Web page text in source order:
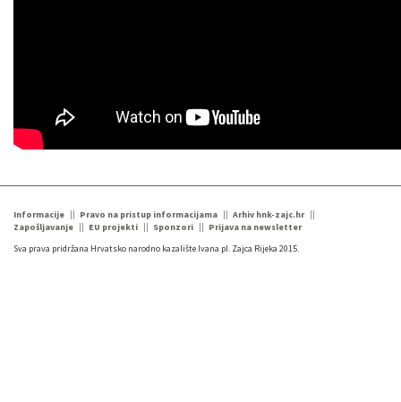
Informacije Pravo na pristup informacijama
Arhiv hnk-zajc.hr
Zapošljavanje
EU projekti Sponzori
Prijava na newsletter
Sva prava pridržana Hrvatsko narodno kazalište Ivana pl. Zajca Rijeka 2015.